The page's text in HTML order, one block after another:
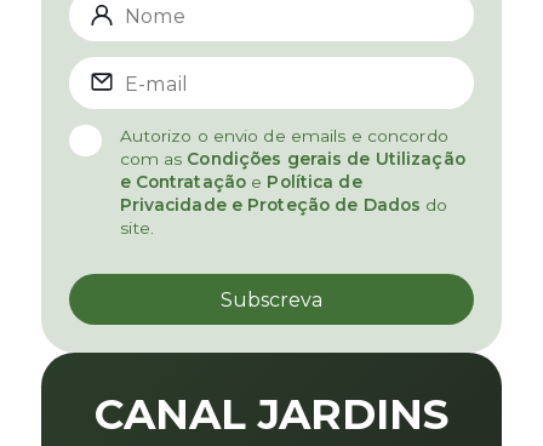
Autorizo o envio de emails e concordo
com as Condições gerais de Utilização
e Contratação e Política de
Privacidade e Proteção de Dados do
site.
CANAL JARDINS